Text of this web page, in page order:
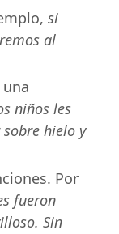
si
al
niños les
hielo y
Por
fueron
Sin